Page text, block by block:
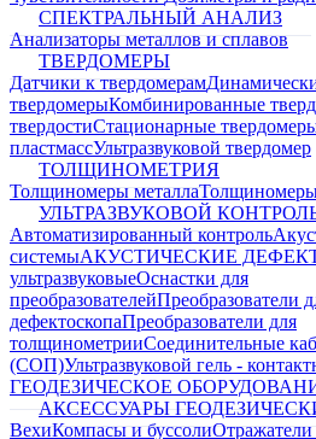
СПЕКТРАЛЬНЫЙ АНАЛИЗ
Анализаторы металлов и сплавов
ТВЕРДОМЕРЫ
Датчики к твердомерам
твердомерыКомбинированные
твердостиСтационарные
пластмассУльтразвуковой твердомер
ТОЛЩИНОМЕТРИЯ
Толщиномеры металла
УЛЬТРАЗВУКОВОЙ
Автоматизированный контроль
системыАКУСТИЧЕСКИЕ
ультразвуковыеОснастки для
преобразователейПреобразователи
дефектоскопаПреобразователи для
толщинометрииСоединительные
(СОП)Ультразвуковой гель -
ГЕОДЕЗИЧЕСКОЕ
АКСЕССУАРЫ
ВехиКомпасы и буссоли